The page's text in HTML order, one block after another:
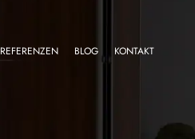
REFERENZEN BLOG KONTAKT